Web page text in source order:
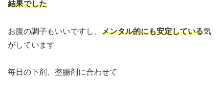
結果でした
お腹の調子もいいですし、 メンタル的にも安定している気
がしています
毎日の下剤、整腸剤に合わせて